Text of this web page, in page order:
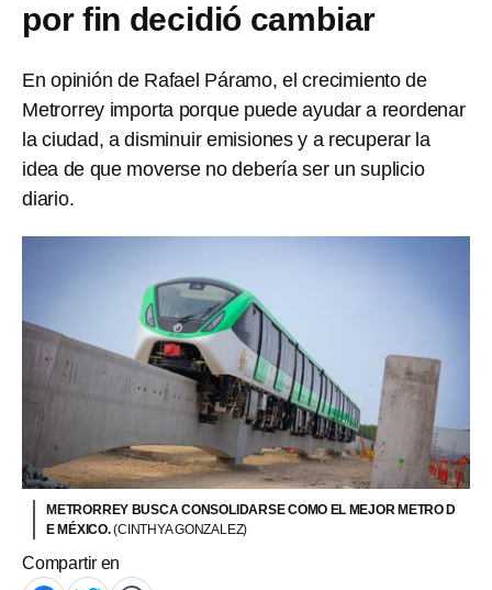
por fin decidió cambiar
En opinión de Rafael Páramo, el crecimiento de
Metrorrey importa porque puede ayudar a reordenar
la ciudad, a disminuir emisiones y a recuperar la
idea de que moverse no debería ser un suplicio
diario.
METRORREY BUSCA CONSOLIDARSE COMO EL MEJOR METRO D
E MÉXICO.(CINTHYA GONZALEZ)
Compartir en